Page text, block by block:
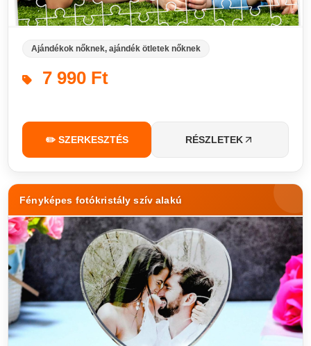
Ajándékok nőknek, ajándék ötletek nőknek
7 990 Ft
✏️ SZERKESZTÉS RÉSZLETEK
Fényképes fotókristály szív alakú